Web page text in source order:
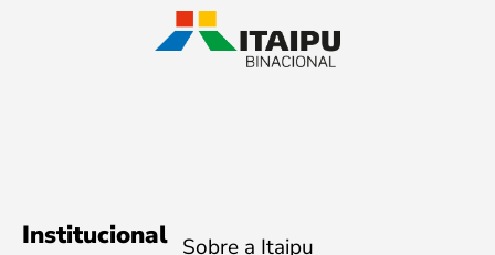
Institucional Sobre a Itaipu